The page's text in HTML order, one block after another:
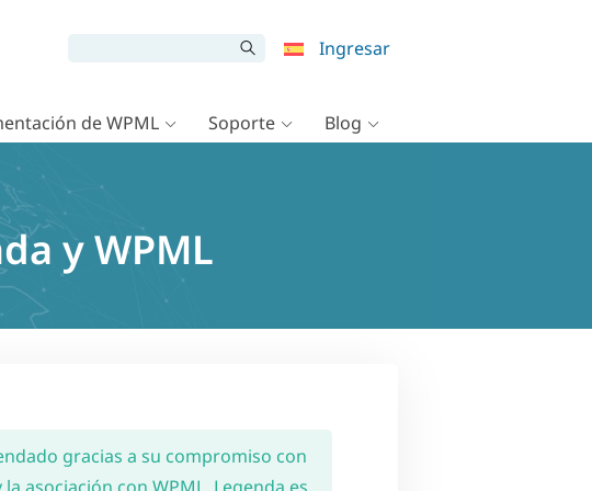
Ingresar
de WPML Soporte Blog
y WPML
gracias a su compromiso con